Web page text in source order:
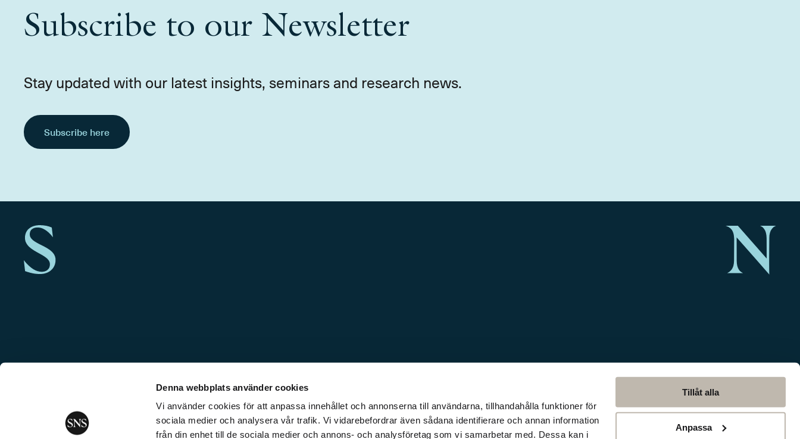
Denna webbplats använder cookies
Vi använder cookies för att anpassa innehållet och annonserna till användarna, tillhandahålla funktioner för
sociala medier och analysera vår trafik. Vi vidarebefordrar även sådana identifierare och annan information
från din enhet till de sociala medier och annons- och analysföretag som vi samarbetar med. Dessa kan i
Tillåt alla
Anpassa
Subscribe to our Newsletter
Stay updated with our latest insights, seminars and research news.
Subscribe here